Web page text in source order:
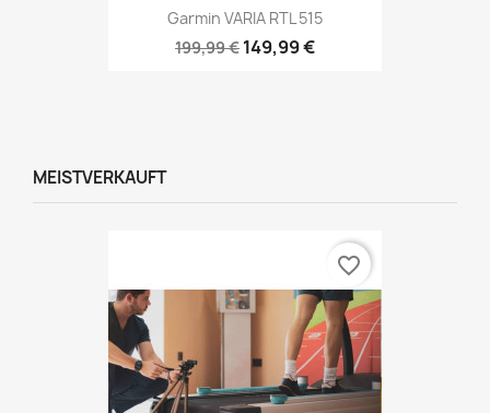
Garmin VARIA RTL 515
199,99 € 149,99 €
MEISTVERKAUFT
favorite_border